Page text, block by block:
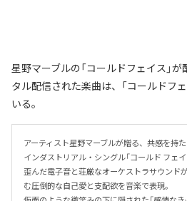
星野マーブルの「コールドフェイス」
タル配信された楽曲は、「コールドフ
いる。
アーティスト星野マーブルが贈る、共感を持
インダストリアル・シングル「コールド フェイ
歪んだ電子音と荘厳なオーケストラサウンド
む圧倒的な自己愛と支配欲を音楽で表現。